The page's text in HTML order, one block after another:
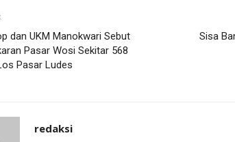
dan UKM Manokwari Sebut
Pasar Wosi Sekitar 568
Pasar Ludes
Sisa
redaksi